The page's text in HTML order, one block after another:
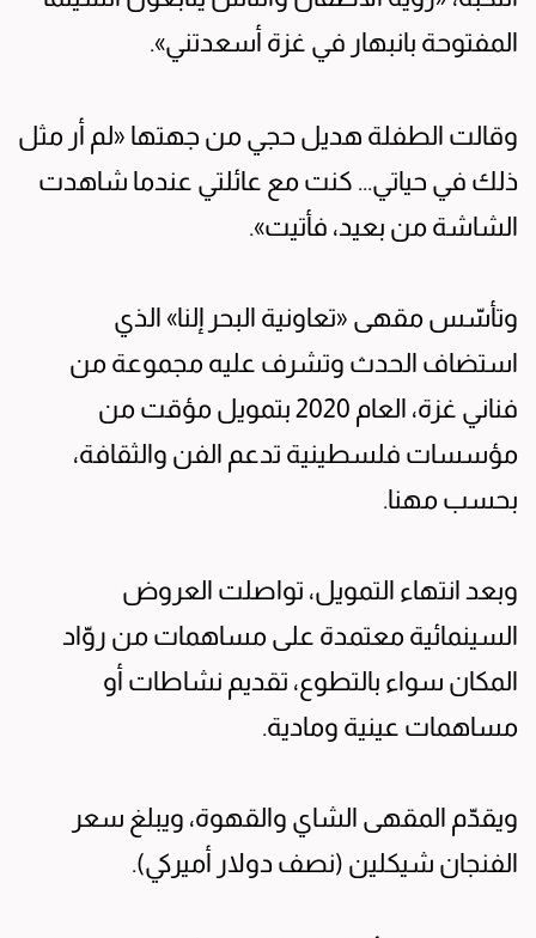
المفتوحة بانبهار في غزة أسعدتني».
وقالت الطفلة هديل حجي من جهتها «لم أر مثل
ذلك في حياتي... كنت مع عائلتي عندما شاهدت
الشاشة من بعيد، فأتيت».
وتأسّس مقهى «تعاونية البحر إلنا» الذي
استضاف الحدث وتشرف عليه مجموعة من
فناني غزة، العام 2020 بتمويل مؤقت من
مؤسسات فلسطينية تدعم الفن والثقافة،
بحسب مهنا.
وبعد انتهاء التمويل، تواصلت العروض
السينمائية معتمدة على مساهمات من روّاد
المكان سواء بالتطوع، تقديم نشاطات أو
مساهمات عينية ومادية.
ويقدّم المقهى الشاي والقهوة، ويبلغ سعر
الفنجان شيكلين (نصف دولار أميركي).